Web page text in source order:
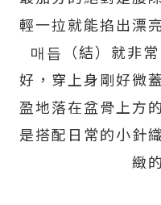
輕一拉就能掐出漂
매듭（結）就非
好，穿上身剛好微
盈地落在盆骨上方
是搭配日常的小針
緻